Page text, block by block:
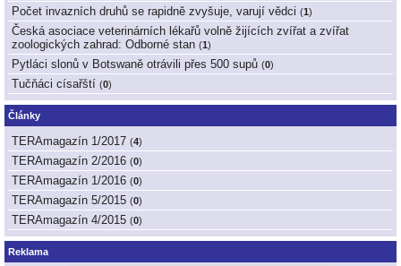
Počet invazních druhů se rapidně zvyšuje, varují vědci (1 )
Česká asociace veterinárních lékařů volně žijících zvířat a zvířat
zoologických zahrad: Odborné stan (1 )
Pytláci slonů v Botswaně otrávili přes 500 supů (0)
Tučňáci císařští (0)
Články
TERAmagazín 1/2017 (4)
TERAmagazín 2/2016 (0)
TERAmagazín 1/2016 (0)
TERAmagazín 5/2015 (0)
TERAmagazín 4/2015 (0)
Reklama